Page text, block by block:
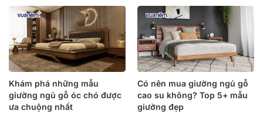
Khám phá những mẫu
giường ngủ gỗ óc chó được
ưa chuộng nhất
Có nên mua giường ngủ gỗ
cao su không? Top 5+ mẫu
giường đẹp